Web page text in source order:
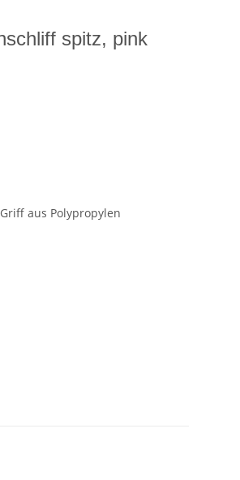
spitz, pink
aus Polypropylen